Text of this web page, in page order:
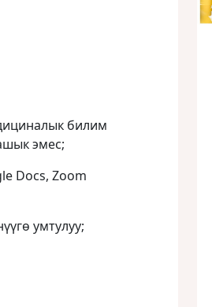
билим
эмес;
Docs, Zoom
умтулуу;